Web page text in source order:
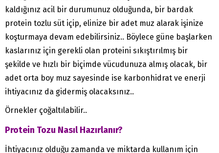
kaldığınız acil bir durumunuz olduğunda, bir bardak
protein tozlu süt içip, elinize bir adet muz alarak işinize
koşturmaya devam edebilirsiniz.. Böylece güne başlarken
kaslarınız için gerekli olan proteini sıkıştırılmış bir
şekilde ve hızlı bir biçimde vücudunuza almış olacak, bir
adet orta boy muz sayesinde ise karbonhidrat ve enerji
ihtiyacınız da gidermiş olacaksınız..
Örnekler çoğaltılabilir..
Protein Tozu Nasıl Hazırlanır?
İhtiyacınız olduğu zamanda ve miktarda kullanım için